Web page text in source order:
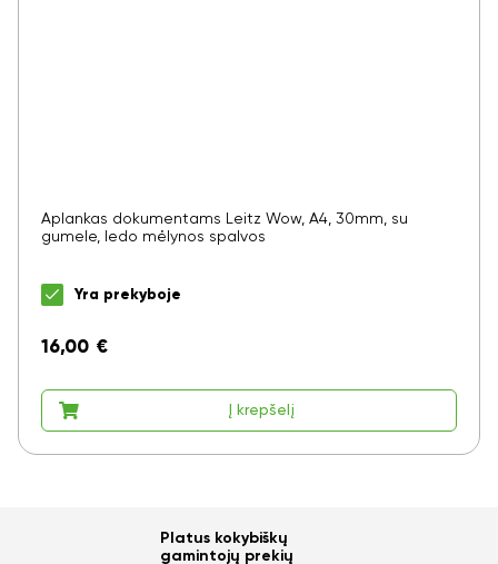
Aplankas dokumentams Leitz Wow, A4, 30mm, su
gumele, ledo mėlynos spalvos
Yra prekyboje
16,00 €
Į krepšelį
Platus kokybiškų
gamintojų prekių